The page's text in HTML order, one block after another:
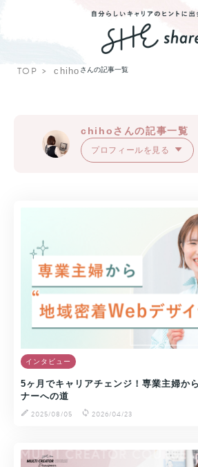
TOP chiho さんの記事一覧
chihoさんの記事一覧
プロフィールを見る
インタビュー
5ヶ月でキャリアチェンジ！専業主婦か
ナーへの道
2025/08/05
2026/04/23